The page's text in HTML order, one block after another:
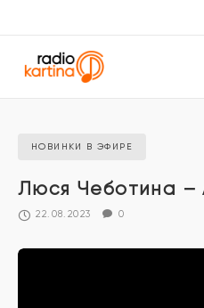
НОВИНКИ В ЭФИРЕ
Люся Чеботина –
22.08.2023 0